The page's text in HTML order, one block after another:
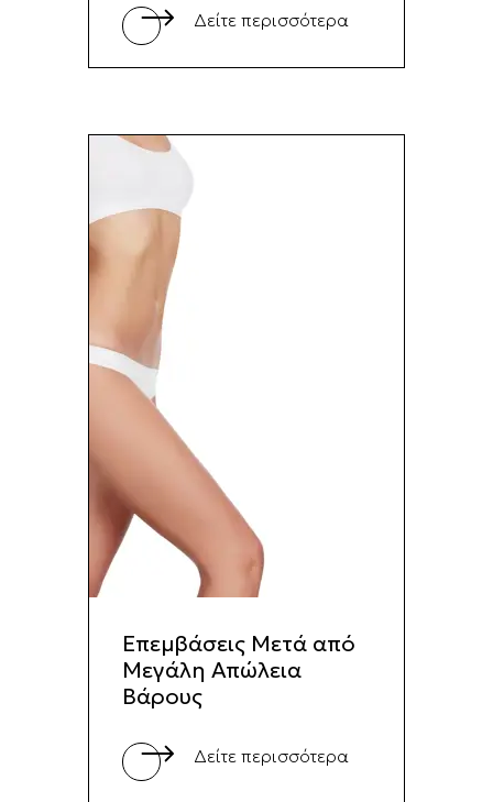
Δείτε περισσότερα
Επεμβάσεις Μετά από
Μεγάλη Απώλεια
Βάρους
Δείτε περισσότερα